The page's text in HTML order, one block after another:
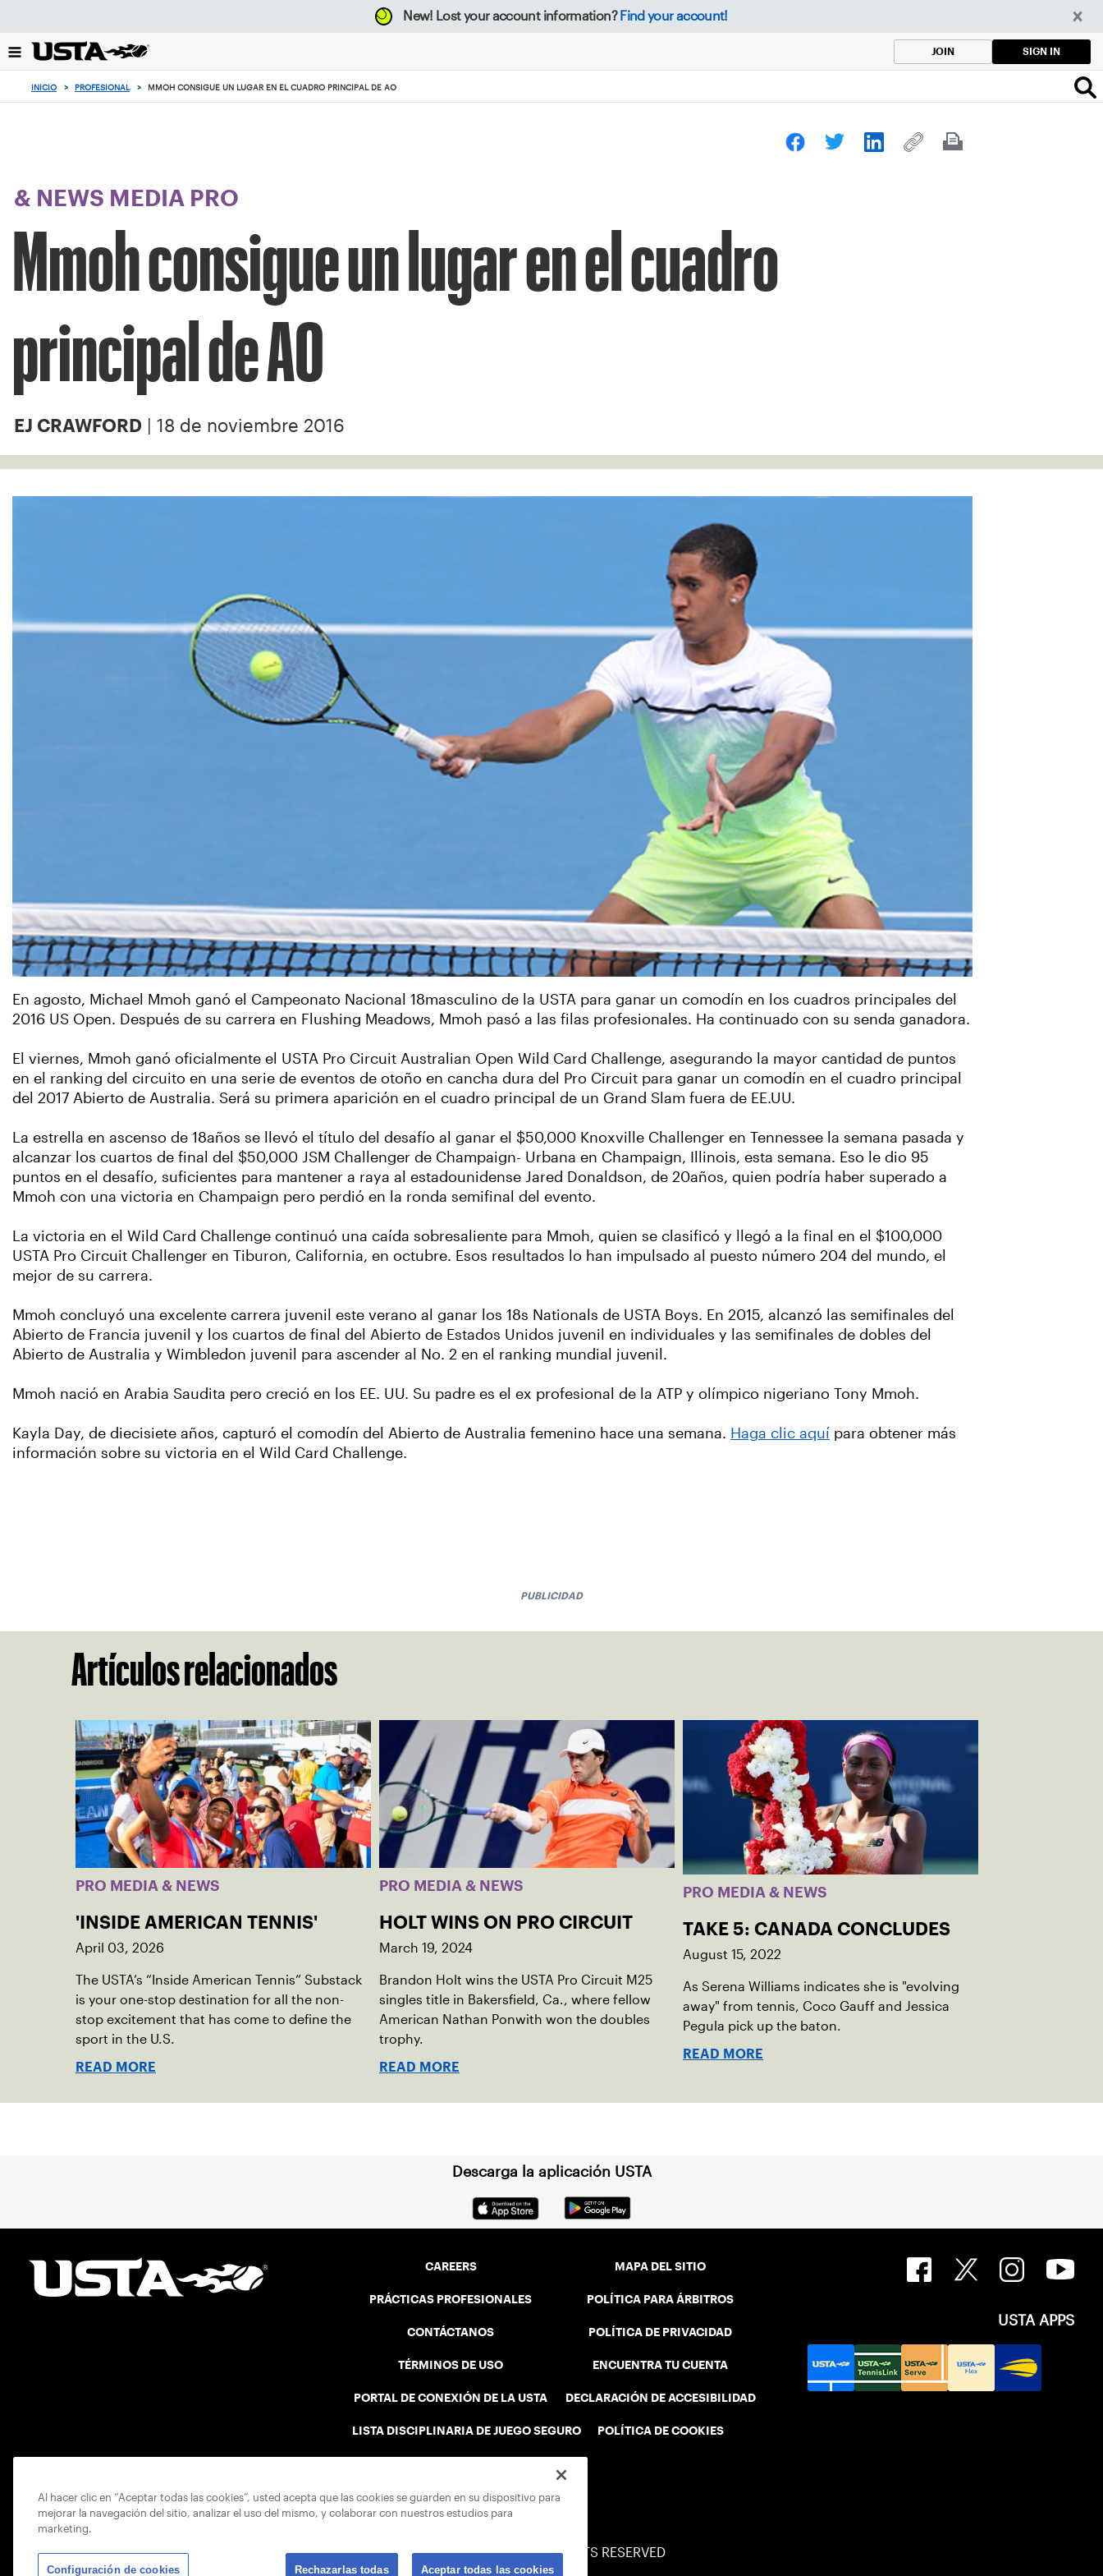
el
botón
New! Lost your account information? Find your account!
JOIN SIGN IN
INICIO > PROFESIONAL > MMOH CONSIGUE UN LUGAR EN EL CUADRO PRINCIPAL DE AO
& NEWS MEDIA PRO
Mmoh consigue un lugar en el cuadro
principal de AO
EJ CRAWFORD | 18 de noviembre 2016
En agosto, Michael Mmoh ganó el Campeonato Nacional 18masculino de la USTA para ganar un comodín en los cuadros principales del
2016 US Open. Después de su carrera en Flushing Meadows, Mmoh pasó a las filas profesionales. Ha continuado con su senda ganadora.
El viernes, Mmoh ganó oficialmente el USTA Pro Circuit Australian Open Wild Card Challenge, asegurando la mayor cantidad de puntos
en el ranking del circuito en una serie de eventos de otoño en cancha dura del Pro Circuit para ganar un comodín en el cuadro principal
del 2017 Abierto de Australia. Será su primera aparición en el cuadro principal de un Grand Slam fuera de EE.UU.
La estrella en ascenso de 18años se llevó el título del desafío al ganar el $50,000 Knoxville Challenger en Tennessee la semana pasada y
alcanzar los cuartos de final del $50,000 JSM Challenger de Champaign- Urbana en Champaign, Illinois, esta semana. Eso le dio 95
puntos en el desafío, suficientes para mantener a raya al estadounidense Jared Donaldson, de 20años, quien podría haber superado a
Mmoh con una victoria en Champaign pero perdió en la ronda semifinal del evento.
La victoria en el Wild Card Challenge continuó una caída sobresaliente para Mmoh, quien se clasificó y llegó a la final en el $100,000
USTA Pro Circuit Challenger en Tiburon, California, en octubre. Esos resultados lo han impulsado al puesto número 204 del mundo, el
mejor de su carrera.
Mmoh concluyó una excelente carrera juvenil este verano al ganar los 18s Nationals de USTA Boys. En 2015, alcanzó las semifinales del
Abierto de Francia juvenil y los cuartos de final del Abierto de Estados Unidos juvenil en individuales y las semifinales de dobles del
Abierto de Australia y Wimbledon juvenil para ascender al No. 2 en el ranking mundial juvenil.
Mmoh nació en Arabia Saudita pero creció en los EE. UU. Su padre es el ex profesional de la ATP y olímpico nigeriano Tony Mmoh.
Kayla Day, de diecisiete años, capturó el comodín del Abierto de Australia femenino hace una semana. Haga clic aquí para obtener más
información sobre su victoria en el Wild Card Challenge.
PUBLICIDAD
Artículos relacionados
PRO MEDIA & NEWS
'INSIDE AMERICAN TENNIS'
April 03, 2026
The USTA’s “Inside American Tennis” Substack
is your one-stop destination for all the non-
stop excitement that has come to define the
sport in the U.S.
READ MORE
PRO MEDIA & NEWS
HOLT WINS ON PRO CIRCUIT
March 19, 2024
Brandon Holt wins the USTA Pro Circuit M25
singles title in Bakersfield, Ca., where fellow
American Nathan Ponwith won the doubles
trophy.
READ MORE
PRO MEDIA & NEWS
TAKE 5: CANADA CONCLUDES
August 15, 2022
As Serena Williams indicates she is "evolving
away" from tennis, Coco Gauff and Jessica
Pegula pick up the baton.
READ MORE
Descarga la aplicación USTA
CAREERS
PRÁCTICAS PROFESIONALES
CONTÁCTANOS
TÉRMINOS DE USO
PORTAL DE CONEXIÓN DE LA USTA
LISTA DISCIPLINARIA DE JUEGO SEGURO
MAPA DEL SITIO
POLÍTICA PARA ÁRBITROS
POLÍTICA DE PRIVACIDAD
ENCUENTRA TU CUENTA
DECLARACIÓN DE ACCESIBILIDAD
POLÍTICA DE COOKIES
USTA APPS
© 2026 USTA ALL RIGHTS RESERVED
Al hacer clic en “Aceptar todas las cookies”, usted acepta que las cookies se guarden en su dispositivo para
mejorar la navegación del sitio, analizar el uso del mismo, y colaborar con nuestros estudios para
marketing.
Configuración de cookies Rechazarlas todas Aceptar todas las cookies